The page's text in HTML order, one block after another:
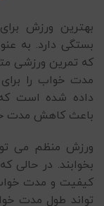
بهترین ورزش
بستگی دارد. به
که تمرین ورزشی
مدت خواب را
داده شده است
باعث کاهش مدت
ورزش منظم می
بخوابند. در حالی
کیفیت و مدت
تواند طول مدت